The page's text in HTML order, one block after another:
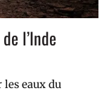
l’Inde
eaux du